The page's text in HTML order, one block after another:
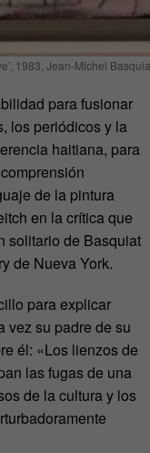
1983, Jean-Michel
para fusionar
los periódicos y la
haitiana, para
de la pintura
en la crítica que
solitario de Basquiat
de Nueva York.
para explicar
vez su padre de su
él: «Los lienzos de
las fugas de una
de la cultura y los